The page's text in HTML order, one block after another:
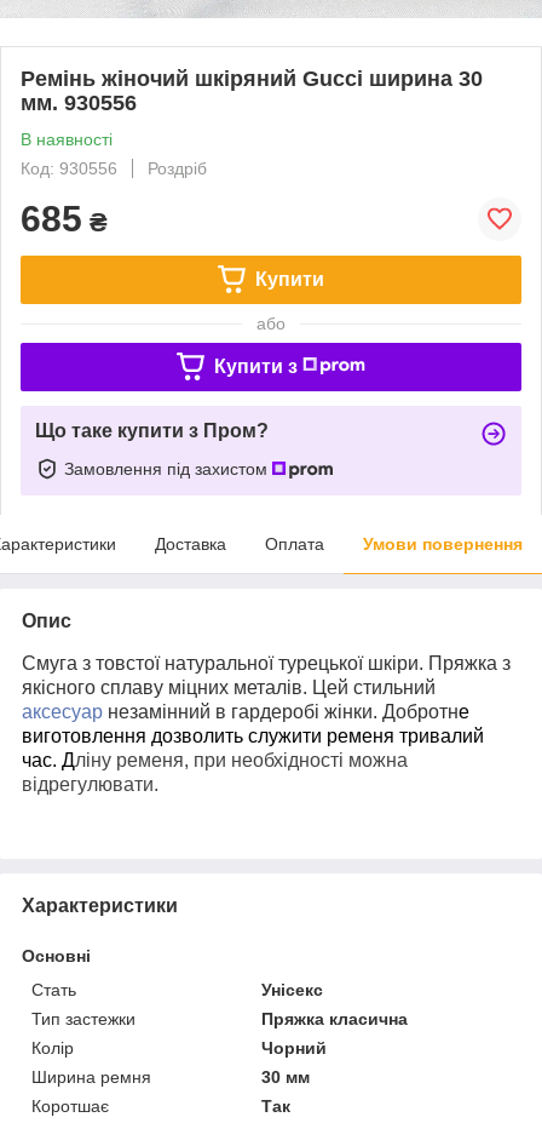
Ремінь жіночий шкіряний Gucci ширина 30
мм. 930556
В наявності
Код: 930556
Роздріб
685 ₴
Купити
або
Купити з
Що таке купити з Пром?
Замовлення під захистом
Доставка Оплата Умови повернення
Опис
Смуга з товстої натуральної турецької шкіри. Пряжка з
якісного сплаву міцних металів. Цей стильний
аксесуар незамінний в гардеробі жінки. Добротне
виготовлення дозволить служити ременя тривалий
час. Дліну ременя, при необхідності можна
відрегулювати.
Характеристики
Основні
Стать
Унісекс
Тип застежки
Пряжка класична
Колір
Чорний
Ширина ремня
30 мм
Коротшає
Так